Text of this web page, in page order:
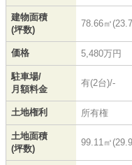
建物面積
(坪数)
78.66㎡
価格 5,480万円
駐車場/
月額料金
有(2台)/-
土地権利 所有権
土地面積
(坪数)
99.11㎡